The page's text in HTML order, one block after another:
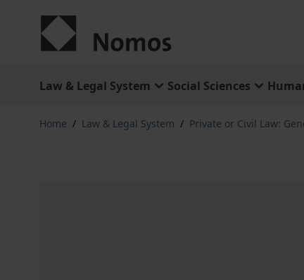
Law & Legal System Social Sciences
Home / Law & Legal System / Private or Civil Law: